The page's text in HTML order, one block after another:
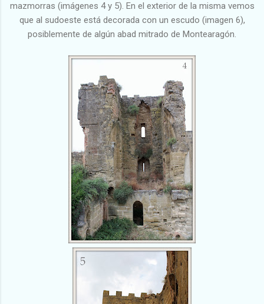
mazmorras (imágenes 4 y 5). En el exterior de la misma vemos
que al sudoeste está decorada con un escudo (imagen 6),
posiblemente de algún abad mitrado de Montearagón.